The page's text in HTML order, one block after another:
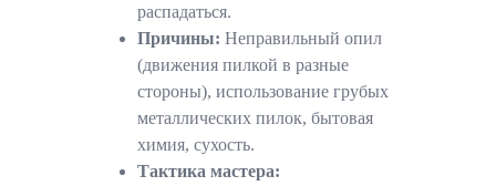
распадаться.
Причины: Неправильный опил
(движения пилкой в разные
стороны), использование грубых
металлических пилок, бытовая
химия, сухость.
Тактика мастера: